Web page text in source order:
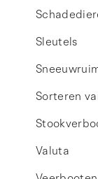
Sleutels
Sorteren
Valuta